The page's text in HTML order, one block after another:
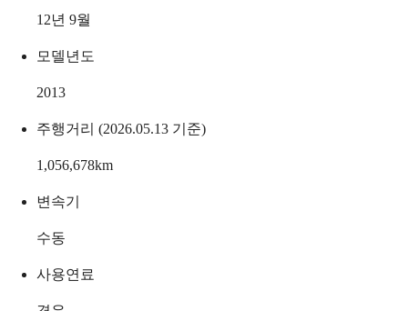
12년 9월
모델년도
2013
주행거리 (2026.05.13 기준)
1,056,678km
변속기
수동
사용연료